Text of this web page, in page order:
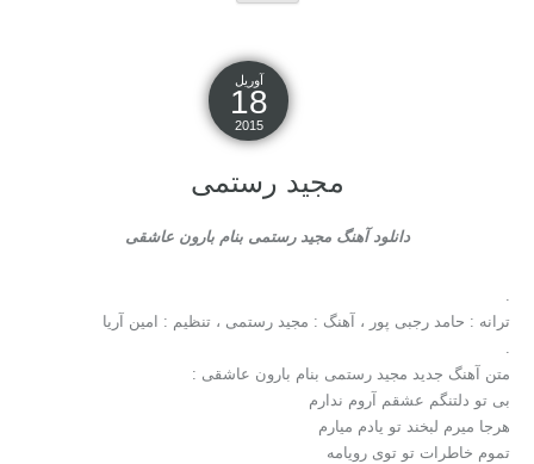
آوریل
18
2015
مجید رستمی
دانلود آهنگ مجید رستمی بنام بارون عاشقی
ترانه : حامد رجبی پور ، آهنگ : مجید رستمی ، تنظیم : امین آریا
متن آهنگ جدید مجید رستمی بنام بارون عاشقی :
بی تو دلتنگم عشقم آروم ندارم
هرجا میرم لبخند تو یادم میارم
تموم خاطرات تو توی رویامه